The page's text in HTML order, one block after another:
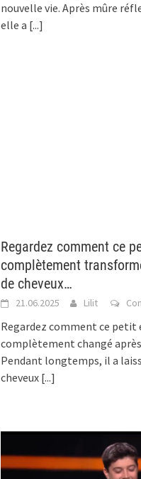
nouvelle vie. Après mûre
elle a [...]
Regardez comment ce
complètement
de cheveux…
21.06.2025 Lilit
Regardez comment ce petit
complètement changé après
Pendant longtemps, il a
cheveux [...]